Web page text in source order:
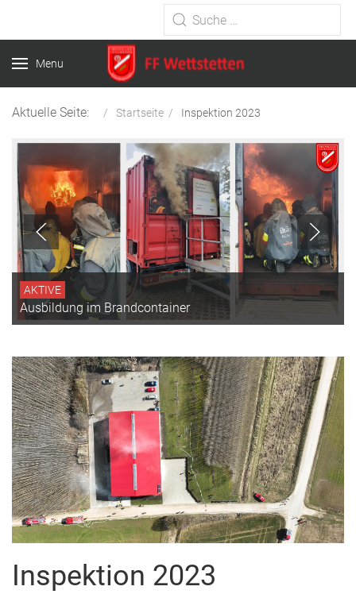
Type 2 or more characters for
results.
Menu
Aktuelle Seite: Startseite Inspektion 2023
AKTIVE
Ausbildung im Brandcontainer
Inspektion 2023